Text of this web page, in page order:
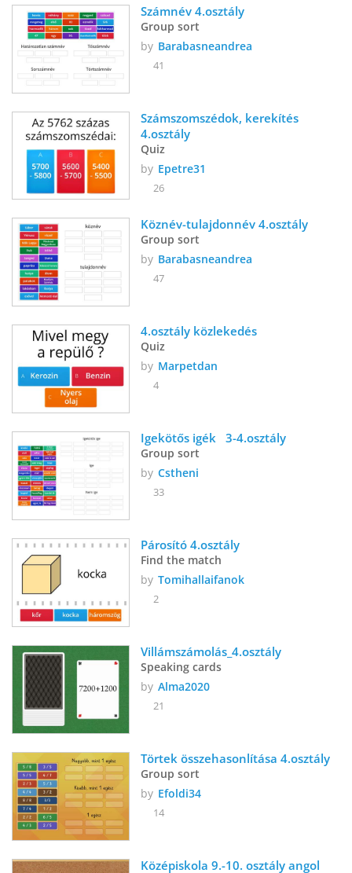
Számnév 4.osztály
Group sort
by Barabasneandrea
41
Számszomszédok, kerekítés
4.osztály
Quiz
by Epetre31
26
Köznév-tulajdonnév 4.osztály
Group sort
by Barabasneandrea
47
4.osztály közlekedés
Quiz
by Marpetdan
4
Group sort
by Cstheni
33
Párosító 4.osztály
Find the match
by Tomihallaifanok
2
Villámszámolás_4.osztály
Speaking cards
by Alma2020
21
Törtek összehasonlítása 4.osztály
Group sort
by Efoldi34
14
Középiskola 9.-10. osztály angol